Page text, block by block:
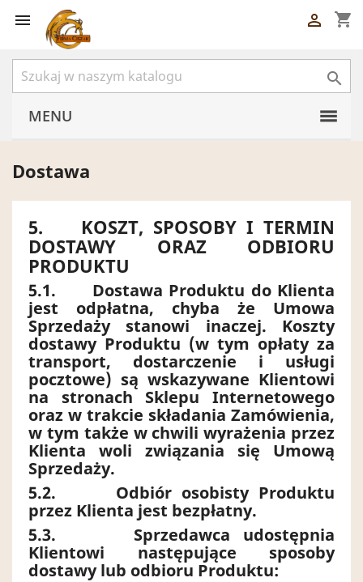
 shopping_cart


MENU
Dostawa
5. KOSZT, SPOSOBY I TERMIN
DOSTAWY ORAZ ODBIORU
PRODUKTU
5.1. Dostawa Produktu do Klienta
jest odpłatna, chyba że Umowa
Sprzedaży stanowi inaczej. Koszty
dostawy Produktu (w tym opłaty za
transport, dostarczenie i usługi
pocztowe) są wskazywane Klientowi
na stronach Sklepu Internetowego
oraz w trakcie składania Zamówienia,
w tym także w chwili wyrażenia przez
Klienta woli związania się Umową
Sprzedaży.
5.2. Odbiór osobisty Produktu
przez Klienta jest bezpłatny.
5.3. Sprzedawca udostępnia
Klientowi następujące sposoby
dostawy lub odbioru Produktu: